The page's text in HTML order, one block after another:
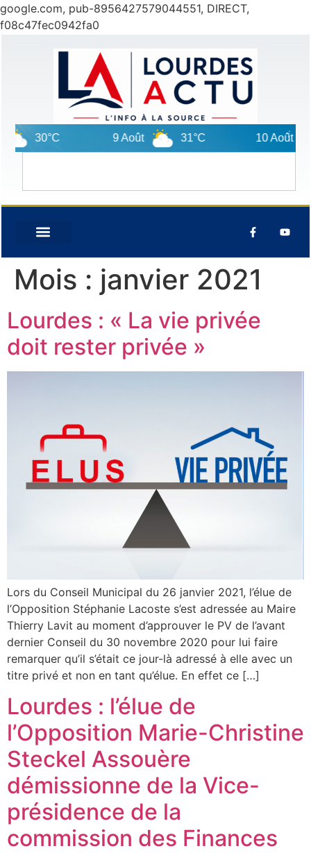
google.com, pub-8956427579044551, DIRECT,
f08c47fec0942fa0
31°C 27°C
Mois : janvier 2021
Lourdes : « La vie privée
doit rester privée »
Lors du Conseil Municipal du 26 janvier 2021, l’élue de
l’Opposition Stéphanie Lacoste s’est adressée au Maire
Thierry Lavit au moment d’approuver le PV de l’avant
dernier Conseil du 30 novembre 2020 pour lui faire
remarquer qu’il s’était ce jour-là adressé à elle avec un
titre privé et non en tant qu’élue. En effet ce […]
Lourdes : l’élue de
l’Opposition Marie-Christine
Steckel Assouère
démissionne de la Vice-
présidence de la
commission des Finances